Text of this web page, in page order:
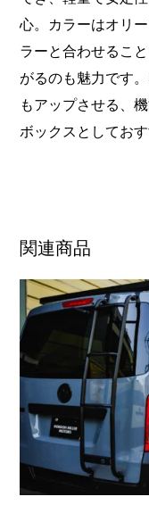
心。カラーはオリ
ラーと合わせるこ
がるのも魅力です
もアップさせる、
ボックスとしておす
関連商品